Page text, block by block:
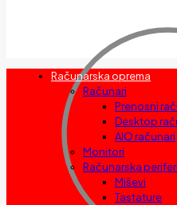
Računarska oprema
Računari
Prenosni
Desktop
AIO računari
Monitori
Računarska
Miševi
Tastature